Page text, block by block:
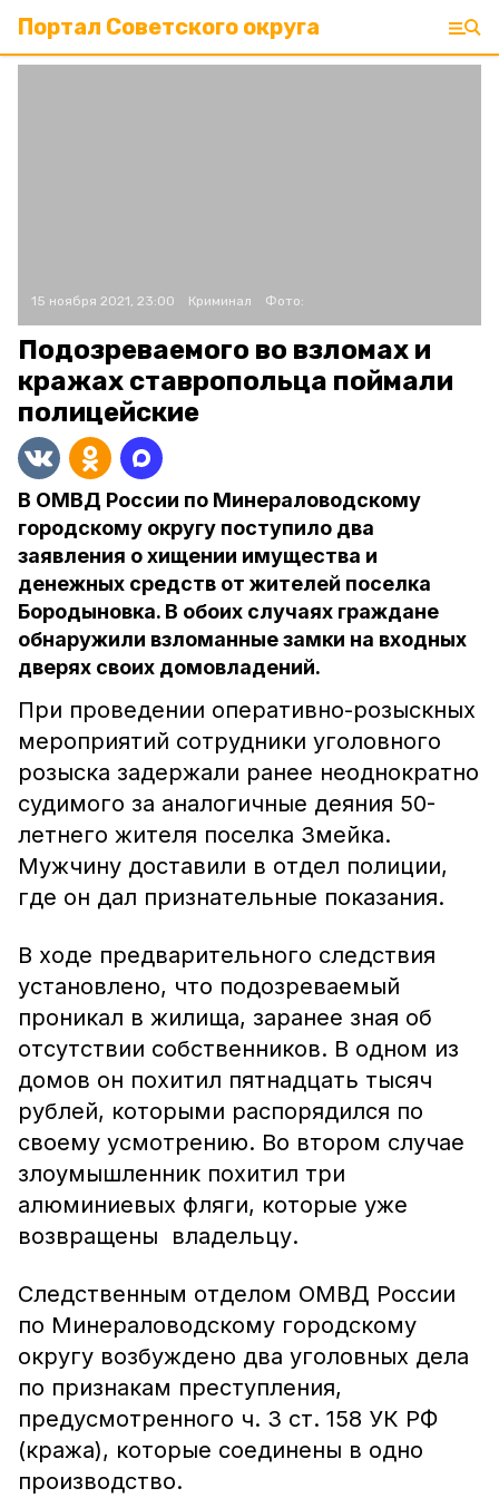
Портал Советского округа
15 ноября 2021, 23:00 Криминал Фото:
Подозреваемого во взломах и
кражах ставропольца поймали
полицейские
В ОМВД России по Минераловодскому
городскому округу поступило два
заявления о хищении имущества и
денежных средств от жителей поселка
Бородыновка. В обоих случаях граждане
обнаружили взломанные замки на входных
дверях своих домовладений.
При проведении оперативно-розыскных
мероприятий сотрудники уголовного
розыска задержали ранее неоднократно
судимого за аналогичные деяния 50-
летнего жителя поселка Змейка.
Мужчину доставили в отдел полиции,
где он дал признательные показания.
В ходе предварительного следствия
установлено, что подозреваемый
проникал в жилища, заранее зная об
отсутствии собственников. В одном из
домов он похитил пятнадцать тысяч
рублей, которыми распорядился по
своему усмотрению. Во втором случае
злоумышленник похитил три
алюминиевых фляги, которые уже
возвращены владельцу.
Следственным отделом ОМВД России
по Минераловодскому городскому
округу возбуждено два уголовных дела
по признакам преступления,
предусмотренного ч. 3 ст. 158 УК РФ
(кража), которые соединены в одно
производство.